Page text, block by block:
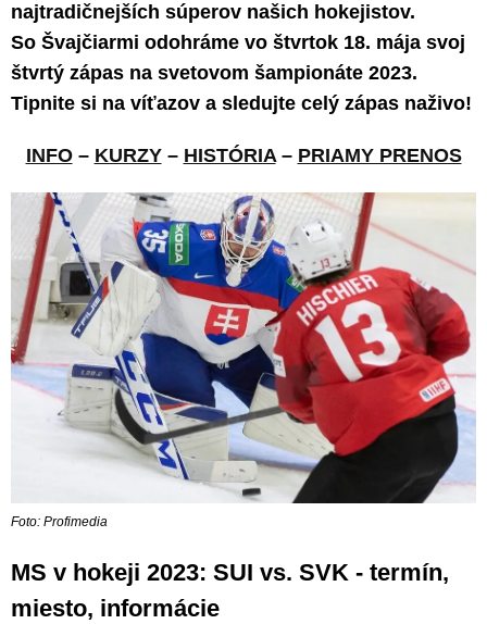
najtradičnejších súperov našich hokejistov.
So Švajčiarmi odohráme vo štvrtok 18. mája svoj
štvrtý zápas na svetovom šampionáte 2023.
Tipnite si na víťazov a sledujte celý zápas naživo!
INFO– KURZY– HISTÓRIA– PRIAMY PRENOS
Foto: Profimedia
MS v hokeji 2023: SUI vs. SVK - termín,
miesto, informácie